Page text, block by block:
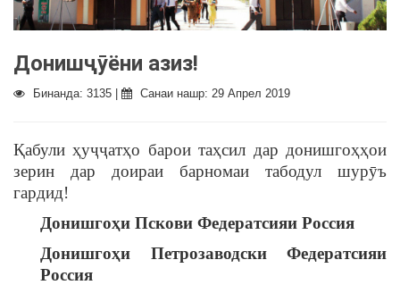
Донишҷӯёни азиз!
Бинанда: 3135 | Санаи нашр: 29 Апрел 2019
Қабули ҳуҷҷатҳо барои таҳсил дар донишгоҳҳои
зерин дар доираи барномаи табодул шурӯъ
гардид!
Донишгоҳи Пскови Федератсияи Россия
Донишгоҳи Петрозаводски Федератсияи
Россия